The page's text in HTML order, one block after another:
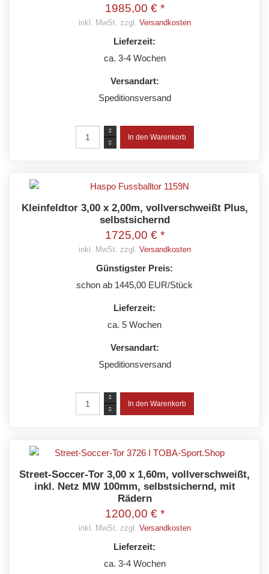
1985,00 € *
inkl. MwSt. zzgl. Versandkosten
Lieferzeit:
ca. 3-4 Wochen
Versandart:
Speditionsversand
Kleinfeldtor 3,00 x 2,00m, vollverschweißt Plus,
selbstsichernd
1725,00 € *
inkl. MwSt. zzgl. Versandkosten
Günstigster Preis:
schon ab 1445,00 EUR/Stück
Lieferzeit:
ca. 5 Wochen
Versandart:
Speditionsversand
Street-Soccer-Tor 3,00 x 1,60m, vollverschweißt,
inkl. Netz MW 100mm, selbstsichernd, mit
Rädern
1200,00 € *
inkl. MwSt. zzgl. Versandkosten
Lieferzeit:
ca. 3-4 Wochen